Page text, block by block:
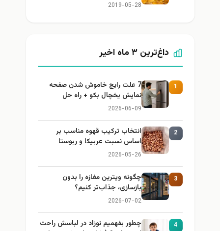
2019-05-28
داغ‌ترین ۳ ماه اخیر
1
7 علت رایج خاموش شدن صفحه
نمایش یخچال بکو + راه حل
2026-06-09
2
انتخاب ترکیب قهوه مناسب بر
اساس نسبت عربیکا و ربوستا
2026-05-26
3
چگونه ویترین مغازه را بدون
بازسازی، جذاب‌تر کنیم؟
2026-07-02
4
چطور بفهمیم نوزاد در لباسش راحت